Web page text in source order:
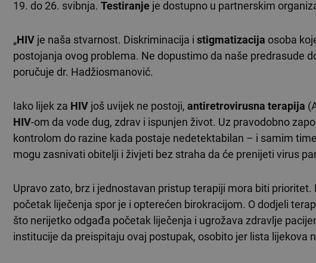
19. do 26. svibnja. Testiranje je dostupno u partnerskim
„HIV je naša stvarnost. Diskriminacija i stigmatizacija osoba
postojanja ovog problema. Ne dopustimo da naše predrasude
poručuje dr. Hadžiosmanović.
Iako lijek za HIV još uvijek ne postoji, antiretrovirusna terapija
HIV-om da vode dug, zdrav i ispunjen život. Uz pravodobno
kontrolom do razine kada postaje nedetektabilan – i samim
mogu zasnivati obitelji i živjeti bez straha da će prenijeti virus
Upravo zato, brz i jednostavan pristup terapiji mora biti
početak liječenja spor je i opterećen birokracijom. O dodjeli
što nerijetko odgađa početak liječenja i ugrožava zdravlje
institucije da preispitaju ovaj postupak, osobito jer lista lijekova